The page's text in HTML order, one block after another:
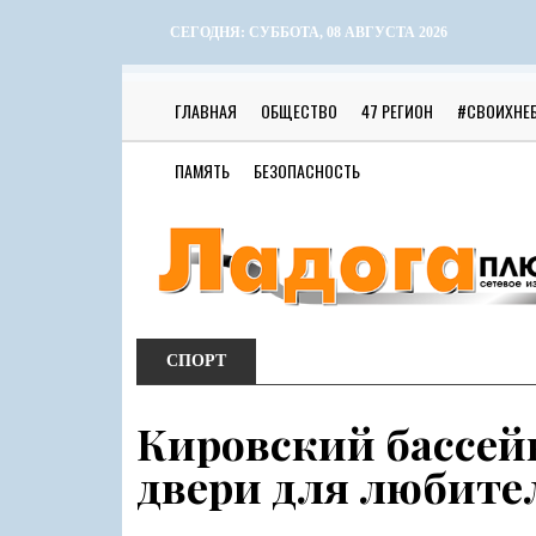
СЕГОДНЯ: СУББОТА, 08 АВГУСТА 2026
ГЛАВНАЯ ОБЩЕСТВО 47 РЕГИОН
ПАМЯТЬ БЕЗОПАСНОСТЬ
СПОРТ
Кировский
двери для